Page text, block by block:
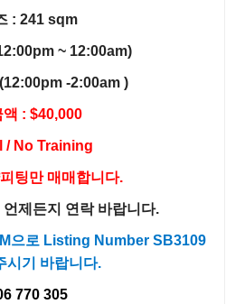
: 241 sqm
~ 12:00am)
-2:00am )
액 : $40,000
/ No Training
팅만 매매합니다.
제든지 연락 바랍니다.
으로 Listing Number SB3109
시기 바랍니다.
770 305